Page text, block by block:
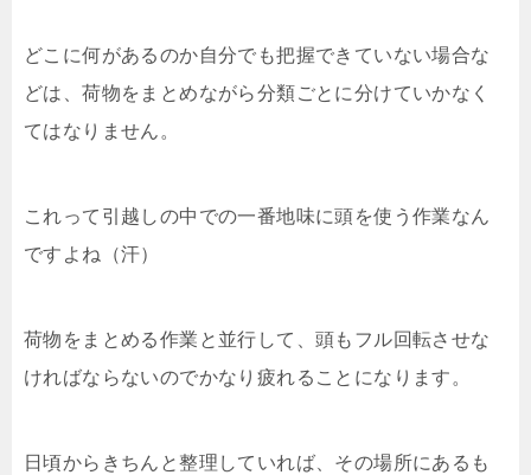
どこに何があるのか自分でも把握できていない場合な
どは、荷物をまとめながら分類ごとに分けていかなく
てはなりません。
これって引越しの中での一番地味に頭を使う作業なん
ですよね（汗）
荷物をまとめる作業と並行して、頭もフル回転させな
ければならないのでかなり疲れることになります。
日頃からきちんと整理していれば、その場所にあるも